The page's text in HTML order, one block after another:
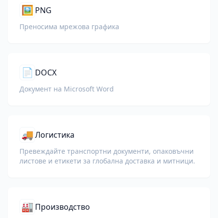
🖼️ PNG
Преносима мрежова графика
📄 DOCX
Документ на Microsoft Word
🚚Логистика
Превеждайте транспортни документи, опаковъчни
листове и етикети за глобална доставка и митници.
🏭 Производство